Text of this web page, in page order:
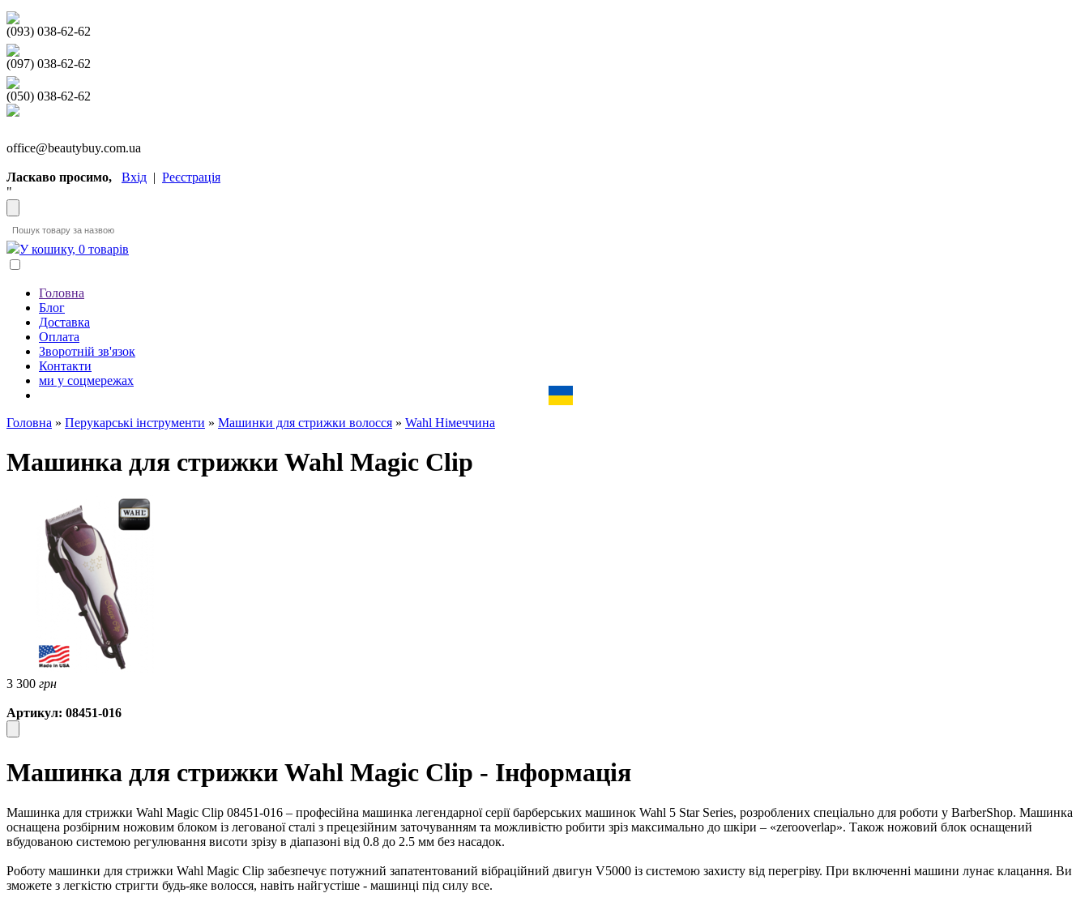
(093) 038-62-62
(097) 038-62-62
(050) 038-62-62
office@beautybuy.com.ua
Ласкаво просимо, Вхід | Реєстрація
"
У кошику, 0 товарів
Головна
Блог
Доставка
Оплата
Зворотній зв'язок
Контакти
ми у соцмережах
Головна » Перукарські інструменти » Машинки для стрижки волосся » Wahl Німеччина
Машинка для стрижки Wahl Magic Clip
3 300 грн
Артикул: 08451-016
Машинка для стрижки Wahl Magic Clip - Інформація
Машинка для стрижки Wahl Magic Clip 08451-016 – професійна машинка легендарної серії барберських машинок Wahl 5 Star Series, розроблених спеціально для роботи у BarberShop. Машинка
оснащена розбірним ножовим блоком із легованої сталі з прецезійним заточуванням та можливістю робити зріз максимально до шкіри – «zerooverlap». Також ножовий блок оснащений
вбудованою системою регулювання висоти зрізу в діапазоні від 0.8 до 2.5 мм без насадок.
Роботу машинки для стрижки Wahl Magic Clip забезпечує потужний запатентований вібраційний двигун V5000 із системою захисту від перегріву. При включенні машини лунає клацання. Ви
зможете з легкістю стригти будь-яке волосся, навіть найгустіше - машинці під силу все.